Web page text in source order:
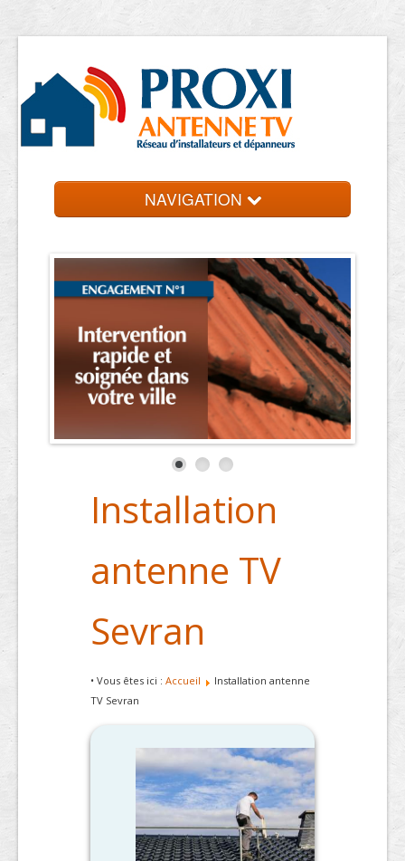
NAVIGATION
Installation
antenne TV
Sevran
• Vous êtes ici : Accueil
Installation antenne
TV Sevran